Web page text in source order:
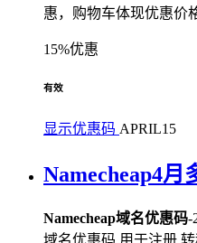
惠，购物车体现优惠价
15%优惠
有效
显示优惠码 APRIL15
Namecheap4月
Namecheap域名优惠码-